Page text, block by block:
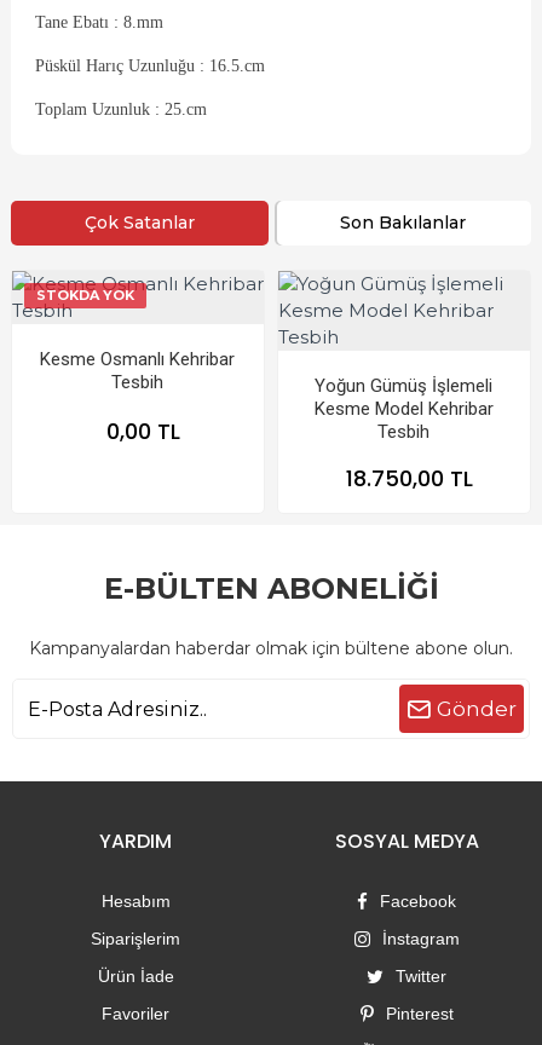
Tane Ebatı : 8.mm
Püskül Harıç Uzunluğu : 16.5.cm
Toplam Uzunluk : 25.cm
Çok Satanlar Son Bakılanlar
STOKDA YOK
Kesme Osmanlı Kehribar
Tesbih
0,00 TL
Yoğun Gümüş İşlemeli
Kesme Model Kehribar
Tesbih
18.750,00 TL
E-BÜLTEN ABONELİĞİ
Kampanyalardan haberdar olmak için bültene abone olun.
Gönder
YARDIM
Hesabım
Siparişlerim
Ürün İade
Favoriler
SOSYAL MEDYA
Facebook
İnstagram
Twitter
Pinterest